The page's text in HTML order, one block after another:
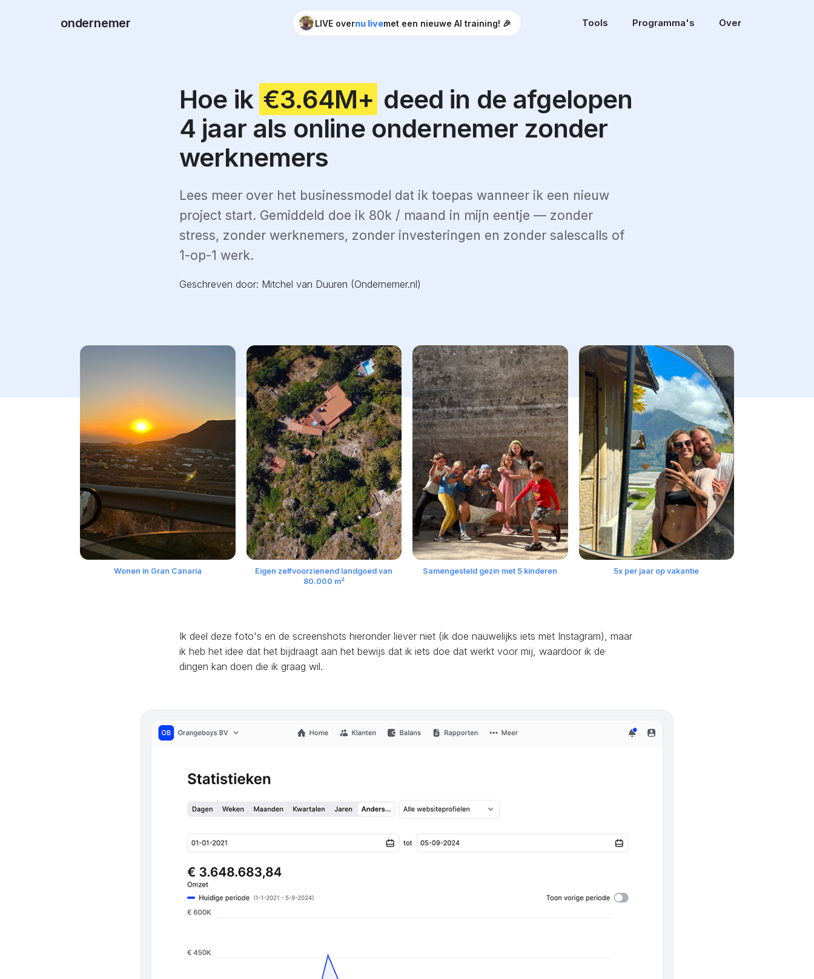
ondernemer LIVE overnu livemet een nieuwe AI training! 🎉 Tools Programma's Over
Hoe ik €3.64M+ deed in de afgelopen
4 jaar als online ondernemer zonder
werknemers
Lees meer over het businessmodel dat ik toepas wanneer ik een nieuw
project start. Gemiddeld doe ik 80k / maand in mijn eentje — zonder
stress, zonder werknemers, zonder investeringen en zonder salescalls of
1-op-1 werk.
Geschreven door: Mitchel van Duuren (Ondernemer.nl)
Wonen in Gran Canaria
Eigen zelfvoorzienend landgoed van
80.000 m²
Samengesteld gezin met 5 kinderen 5x per jaar op vakantie
Ik deel deze foto's en de screenshots hieronder liever niet (ik doe nauwelijks iets met Instagram), maar
ik heb het idee dat het bijdraagt aan het bewijs dat ik iets doe dat werkt voor mij, waardoor ik de
dingen kan doen die ik graag wil.